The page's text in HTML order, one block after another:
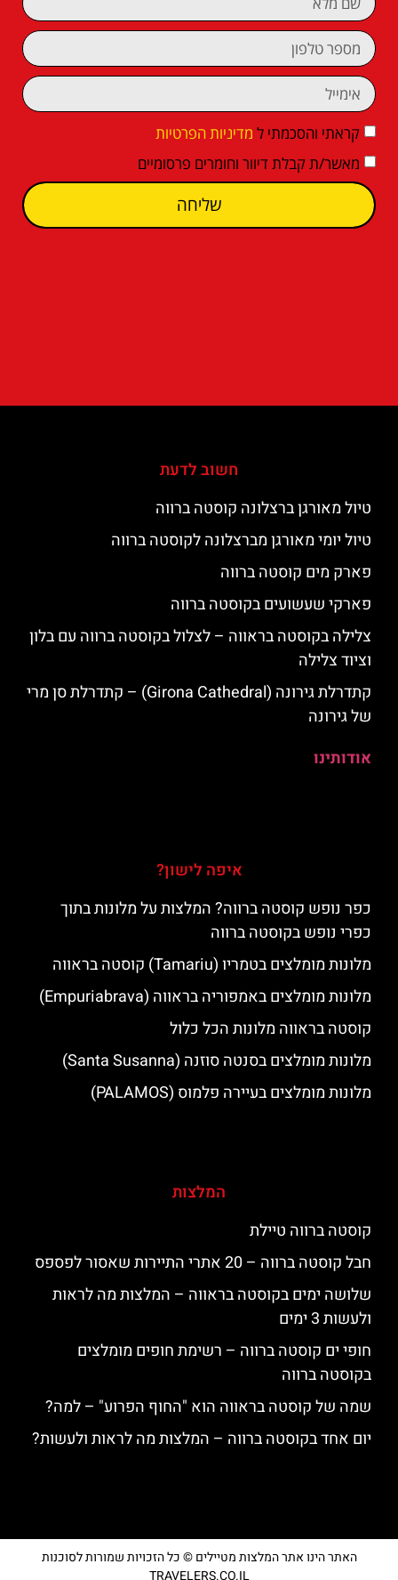
קראתי והסכמתי ל מדיניות הפרטיות
מאשר/ת קבלת דיוור וחומרים פרסומיים
שליחה
חשוב לדעת
טיול מאורגן ברצלונה קוסטה ברווה
טיול יומי מאורגן מברצלונה לקוסטה ברווה
פארק מים קוסטה ברווה
פארקי שעשועים בקוסטה ברווה
צלילה בקוסטה בראווה – לצלול בקוסטה ברווה עם בלון
וציוד צלילה
קתדרלת גירונה (Girona Cathedral) – קתדרלת סן מרי
של גירונה
אודותינו
איפה לישון?
כפר נופש קוסטה ברווה? המלצות על מלונות בתוך
כפרי נופש בקוסטה ברווה
מלונות מומלצים בטמריו (Tamariu) קוסטה בראווה
מלונות מומלצים באמפוריה בראווה (Empuriabrava)
קוסטה בראווה מלונות הכל כלול
מלונות מומלצים בסנטה סוזנה (Santa Susanna)
מלונות מומלצים בעיירה פלמוס (PALAMOS)
המלצות
קוסטה ברווה טיילת
חבל קוסטה ברווה – 20 אתרי התיירות שאסור לפספס
שלושה ימים בקוסטה בראווה – המלצות מה לראות
ולעשות 3 ימים
חופי ים קוסטה ברווה – רשימת חופים מומלצים
בקוסטה ברווה
שמה של קוסטה בראווה הוא "החוף הפרוע" – למה?
יום אחד בקוסטה ברווה – המלצות מה לראות ולעשות?
האתר הינו אתר המלצות מטיילים © כל הזכויות שמורות לסוכנות